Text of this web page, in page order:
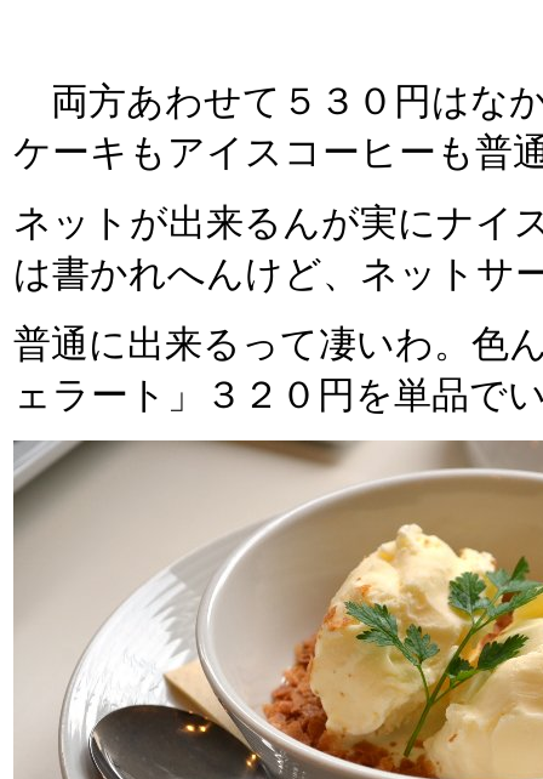
両方あわせて５３０円はな
ケーキもアイスコーヒーも普
ネットが出来るんが実にナイ
は書かれへんけど、ネットサ
普通に出来るって凄いわ。色
ェラート」３２０円を単品で